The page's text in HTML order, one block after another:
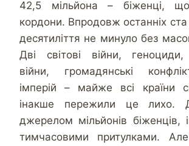
42,5 мільйона – біженці,
кордони. Впродовж останніх
десятиліття не минуло без
Дві світові війни, геноциди,
війни, громадянські
імперій – майже всі країни
інакше пережили це лихо.
джерелом мільйонів біженців,
тимчасовими притулками.